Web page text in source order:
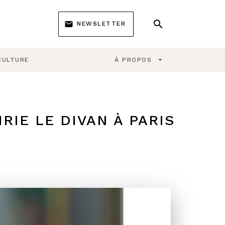
email NEWSLETTER search
À PROPOS arrow_drop_down
LE DIVAN À PARIS